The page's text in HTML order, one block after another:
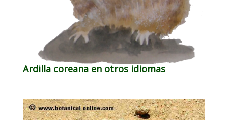
Ardilla coreana en otros idiomas